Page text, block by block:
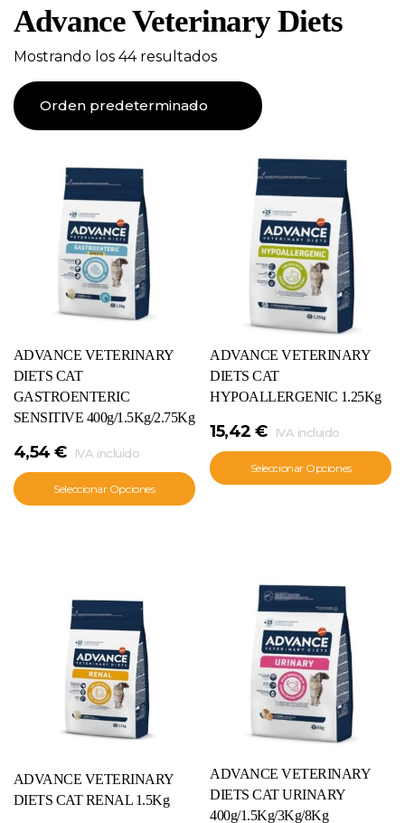
Advance Veterinary Diets
Mostrando los 44 resultados
ADVANCE VETERINARY
DIETS CAT
GASTROENTERIC
SENSITIVE 400g/1.5Kg/2.75Kg
4,54 € IVA incluido
Seleccionar Opciones
ADVANCE VETERINARY
DIETS CAT
HYPOALLERGENIC 1.25Kg
15,42 € IVA incluido
Seleccionar Opciones
ADVANCE VETERINARY
DIETS CAT RENAL 1.5Kg
ADVANCE VETERINARY
DIETS CAT URINARY
400g/1.5Kg/3Kg/8Kg